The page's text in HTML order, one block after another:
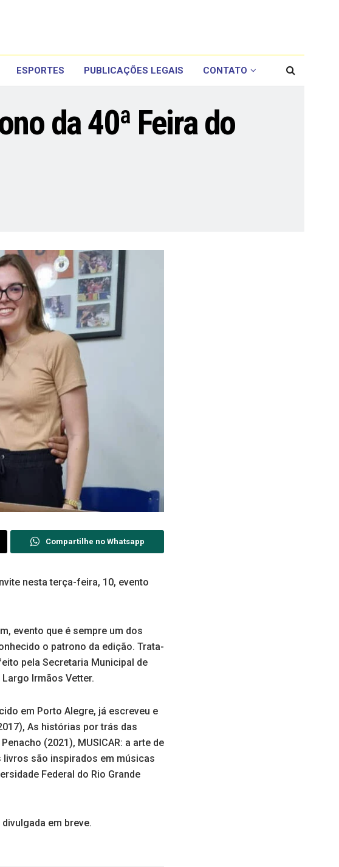
ESPORTES PUBLICAÇÕES LEGAIS CONTATO
da 40ª Feira do
Compartilhe no Whatsapp
nesta terça-feira, 10, evento
evento que é sempre um dos
o patrono da edição. Trata-
pela Secretaria Municipal de
Irmãos Vetter.
em Porto Alegre, já escreveu e
As histórias por trás das
(2021), MUSICAR: a arte de
livros são inspirados em músicas
Federal do Rio Grande
em breve.